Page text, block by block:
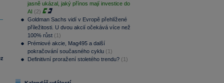
jasně ukázal, jaký přínos mají investice do
AI (2)
Goldman Sachs vidí v Evropě přehlížené
příležitosti. U dvou akcií očekává více než
100% růst (1)
Prémiové akcie, Mag495 a další
pokračování současného cyklu (1)
Definitivní proražení stoletého trendu? (1)